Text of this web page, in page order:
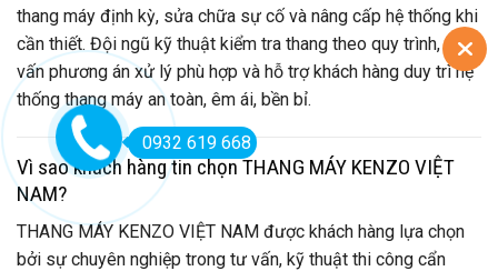
thang máy định kỳ, sửa chữa sự cố và nâng cấp hệ thống khi
cần thiết. Đội ngũ kỹ thuật kiểm tra thang theo quy trình, tư
vấn phương án xử lý phù hợp và hỗ trợ khách hàng duy trì hệ
thống thang máy an toàn, êm ái, bền bỉ.
Vì sao khách hàng tin chọn THANG MÁY KENZO VIỆT
NAM?
THANG MÁY KENZO VIỆT NAM được khách hàng lựa chọn
bởi sự chuyên nghiệp trong tư vấn, kỹ thuật thi công cẩn
0932 619 668